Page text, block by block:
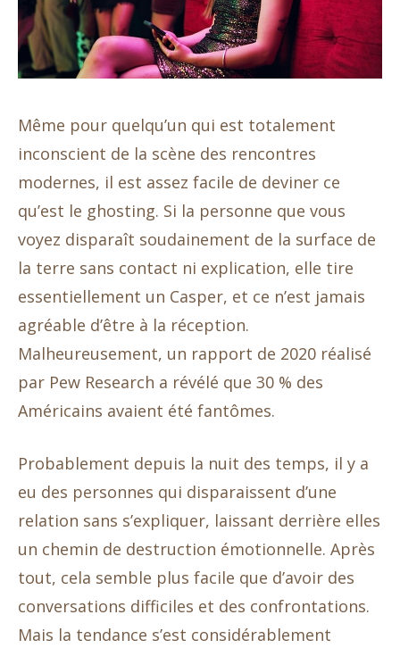
Même pour quelqu’un qui est totalement
inconscient de la scène des rencontres
modernes, il est assez facile de deviner ce
qu’est le ghosting. Si la personne que vous
voyez disparaît soudainement de la surface de
la terre sans contact ni explication, elle tire
essentiellement un Casper, et ce n’est jamais
agréable d’être à la réception.
Malheureusement, un rapport de 2020 réalisé
par Pew Research a révélé que 30 % des
Américains avaient été fantômes.
Probablement depuis la nuit des temps, il y a
eu des personnes qui disparaissent d’une
relation sans s’expliquer, laissant derrière elles
un chemin de destruction émotionnelle. Après
tout, cela semble plus facile que d’avoir des
conversations difficiles et des confrontations.
Mais la tendance s’est considérablement